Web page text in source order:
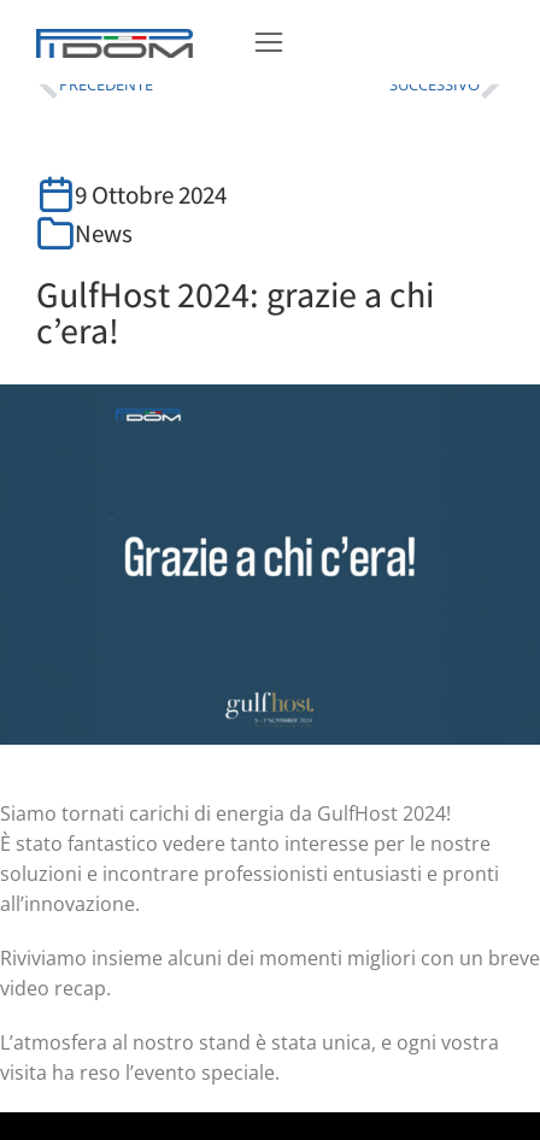
Tu sei qui:
Home News
PRECEDENTE SUCCESSIVO
9 Ottobre 2024
News
GulfHost 2024: grazie a chi
c’era!
Siamo tornati carichi di energia da GulfHost 2024!
È stato fantastico vedere tanto interesse per le nostre
soluzioni e incontrare professionisti entusiasti e pronti
all’innovazione.
Riviviamo insieme alcuni dei momenti migliori con un breve
video recap.
L’atmosfera al nostro stand è stata unica, e ogni vostra
visita ha reso l’evento speciale.